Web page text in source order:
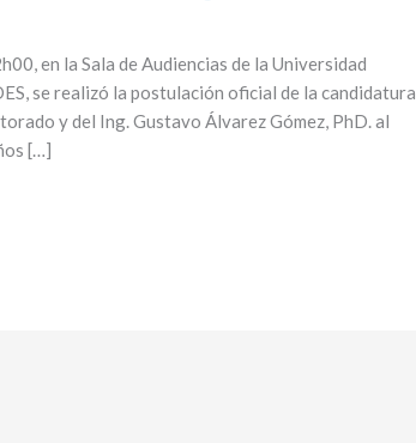
en la Sala de Audiencias de la Universidad
se realizó la postulación oficial de la candidatura
y del Ing. Gustavo Álvarez Gómez, PhD. al
[…]